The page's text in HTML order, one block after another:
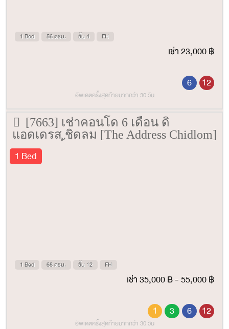
1 Bed 56 ตรม. ชั้น 4 FH
เช่า 23,000 ฿
6 12
อัพเดตครั้งสุดท้ายมากกว่า 30 วัน
[7663] เช่าคอนโด 6 เดือน ดิ
แอดเดรส ชิดลม [The Address Chidlom]
68 ตรม. ชั้น 12
1 Bed
1 Bed 68 ตรม. ชั้น 12 FH
เช่า 35,000 ฿ - 55,000 ฿
1 3 6 12
อัพเดตครั้งสุดท้ายมากกว่า 30 วัน